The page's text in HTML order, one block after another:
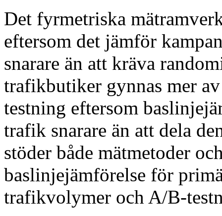
Det fyrmetriska
eftersom det jämför
snarare än att kräva
trafikbutiker gynnas mer
testning eftersom
trafik snarare än att dela
stöder både mätmetoder
baslinjejämförelse för
trafikvolymer och A/B-